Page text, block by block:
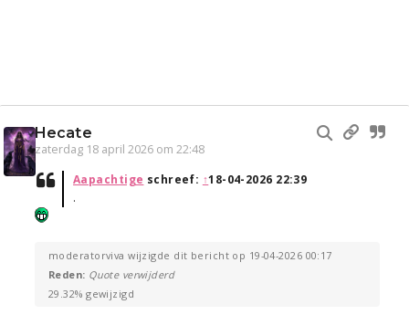
Hecate
zaterdag 18 april 2026 om 22:48
Aapachtige schreef: ↑18-04-2026 22:39
.
moderatorviva wijzigde dit bericht op 19-04-2026 00:17
Reden: Quote verwijderd
29.32% gewijzigd